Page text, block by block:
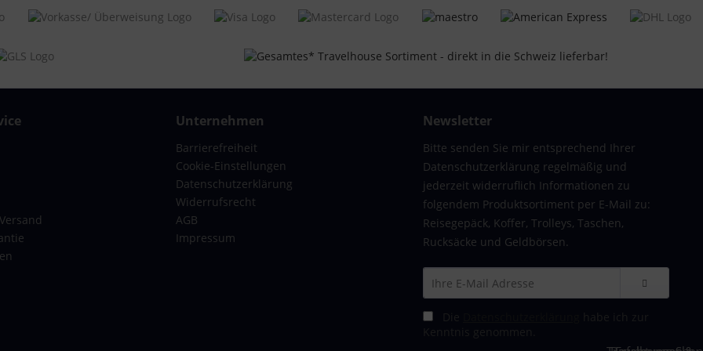
mit 4 Rollen
x 23 cm, 75 x 42 x 35 cm
Zahlenschloss
tragbar
London Kofferset S+XL Grün | Polycarbonat-Hartschale | TSA-Schloss,
Unternehmen
Barrierefreiheit
Cookie-Einstellungen
Datenschutzerklärung
Widerrufsrecht
AGB
Impressum
Newsletter
Bitte senden Sie mir entsprechend Ihrer
Datenschutzerklärung regelmäßig und
jederzeit widerruflich Informationen zu
folgendem Produktsortiment per E-Mail zu:
Reisegepäck, Koffer, Trolleys, Taschen,
Rucksäcke und Geldbörsen.